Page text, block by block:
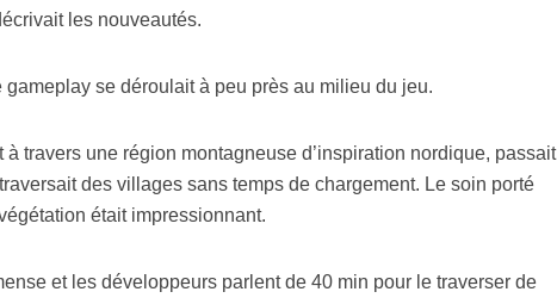
les nouveautés.
gameplay se déroulait à peu près au milieu du jeu.
à travers une région montagneuse d’inspiration nordique, passait
des villages sans temps de chargement. Le soin porté
était impressionnant.
et les développeurs parlent de 40 min pour le traverser de